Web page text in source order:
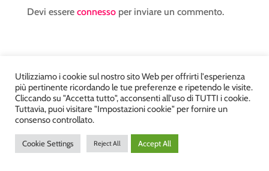
Devi essere connessoper inviare un commento.
Atelier Kyriad da Mary – via Carducci, 12 – Chiavenna –
Sondrio P.Iva 00812910149 – Tel. 0343 36560 – Sito
Utilizziamo i cookie sul nostro sito Web per offrirti l'esperienza
più pertinente ricordando le tue preferenze e ripetendo le visite.
Cliccando su "Accetta tutto", acconsenti all'uso di TUTTI i cookie.
Tuttavia, puoi visitare "Impostazioni cookie" per fornire un
consenso controllato.
Cookie Settings Reject All Accept All